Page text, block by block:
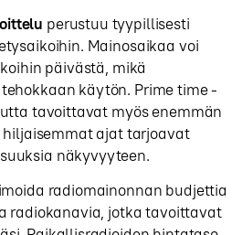
perustuu tyypillisesti
Mainosaikaa voi
päivästä, mikä
käytön. Prime time -
tavoittavat myös enemmän
ajat tarjoavat
näkyvyyteen.
radiomainonnan budjettia
radiokanavia, jotka tavoittavat